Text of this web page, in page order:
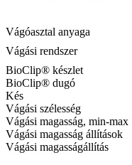
Vágóasztal anyaga
Vágási rendszer
BioClip® készlet
BioClip® dugó
Kés
Vágási szélesség
Vágási magasság, min-max
Vágási magasság állítások
Vágási magasságállítás